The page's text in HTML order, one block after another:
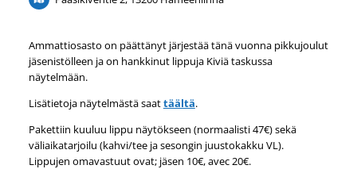
Ammattiosasto on päättänyt järjestää tänä vuonna pikkujoulut
jäsenistölleen ja on hankkinut lippuja Kiviä taskussa
näytelmään.
Lisätietoja näytelmästä saattäältä.
Pakettiin kuuluu lippu näytökseen (normaalisti 47€) sekä
väliaikatarjoilu (kahvi/tee ja sesongin juustokakku VL).
Lippujen omavastuut ovat; jäsen 10€, avec 20€.